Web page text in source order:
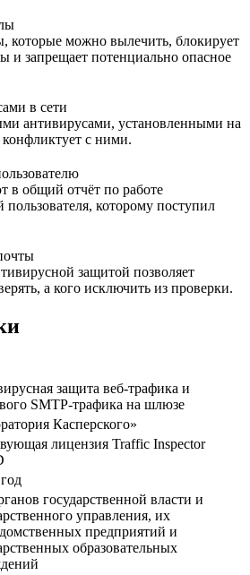
которые можно вылечить, блокирует
и запрещает потенциально опасное
в сети
антивирусами, установленными на
с ними.
в общий отчёт по работе
пользователя, которому поступил
защитой позволяет
а кого исключить из проверки.
защита веб-трафика и
SMTP-трафика на шлюзе
Касперского»
лицензия Traffic Inspector
государственной власти и
управления, их
предприятий и
образовательных